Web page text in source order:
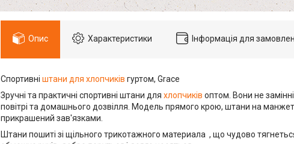
Опис Характеристики Інформація для
Спортивні штани для хлопчиків гуртом, Grace
Зручні та практичні спортивні штани для хлопчиків оптом. Вони не
повітрі та домашнього дозвілля. Модель прямого крою, штани на
прикрашений зав'язками.
Штани пошиті зі щільного трикотажного материала , що чудово